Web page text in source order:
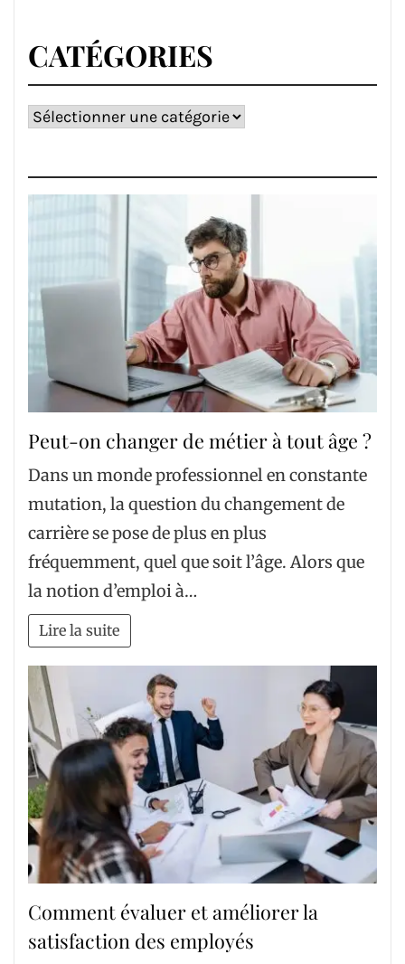
CATÉGORIES
Catégories
Peut-on changer de métier à tout âge ?
Dans un monde professionnel en constante
mutation, la question du changement de
carrière se pose de plus en plus
fréquemment, quel que soit l’âge. Alors que
la notion d’emploi à…
Lire la suite
Comment évaluer et améliorer la
satisfaction des employés